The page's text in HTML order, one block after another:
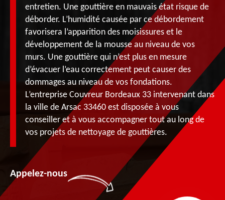
entretien. Une gouttière en mauvais état risque de
déborder. L’humidité causée par ce débordement
favorisera l’apparition des moisissures et le
développement de la mousse au niveau de vos
murs. Une gouttière qui n’est plus en mesure
d’évacuer l’eau correctement peut causer des
dommages au niveau de vos fondations.
L’entreprise Couvreur Bordeaux 33 intervenant dans
la ville de Arsac 33460 est disposée à vous
conseiller et à vous accompagner tout au long de
vos projets de nettoyage de gouttières.
Appelez-nous